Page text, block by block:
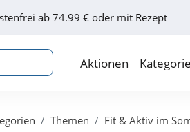
ab 74.99 € oder mit Rezept
Aktionen
Themen Fit & Aktiv im